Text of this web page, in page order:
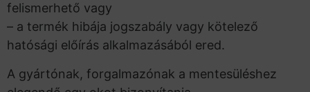
felismerhető vagy
– a termék hibája jogszabály vagy kötelező
hatósági előírás alkalmazásából ered.
A gyártónak, forgalmazónak a mentesüléshez